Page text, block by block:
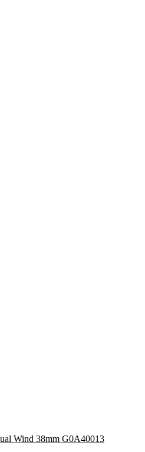
Wind 38mm G0A40013